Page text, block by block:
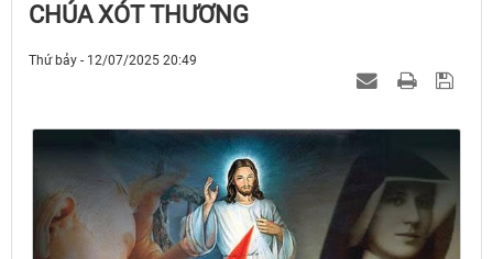
CHÚA XÓT THƯƠNG
Thứ bảy - 12/07/2025 20:49